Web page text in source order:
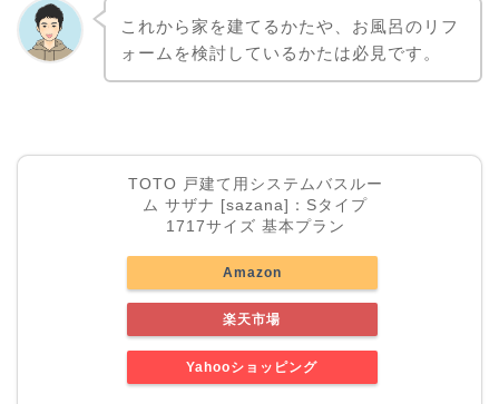
これから家を建てるかたや、お風呂のリフ
ォームを検討しているかたは必見です。
TOTO 戸建て用システムバスルー
ム サザナ [sazana]：Sタイプ
1717サイズ 基本プラン
Amazon
楽天市場
Yahooショッピング